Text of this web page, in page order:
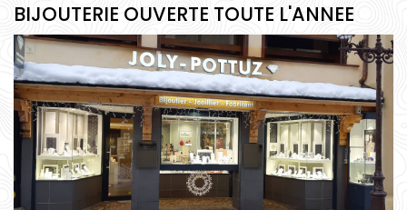
BIJOUTERIE OUVERTE TOUTE L'ANNEE